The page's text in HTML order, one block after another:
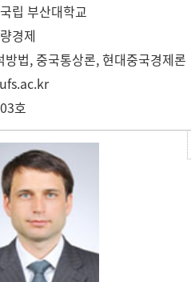
립 부산대학교
경제
방법, 중국통상론, 현대중국경제론
호